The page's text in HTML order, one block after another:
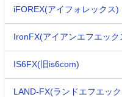
iFOREX(アイフォレックス)
IronFX(アイアンエフエック
IS6FX(旧is6com)
LAND-FX(ランドエフエッ